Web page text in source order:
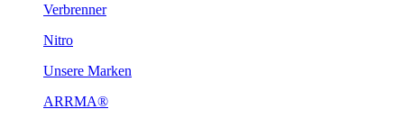
Verbrenner
Nitro
Unsere Marken
ARRMA®